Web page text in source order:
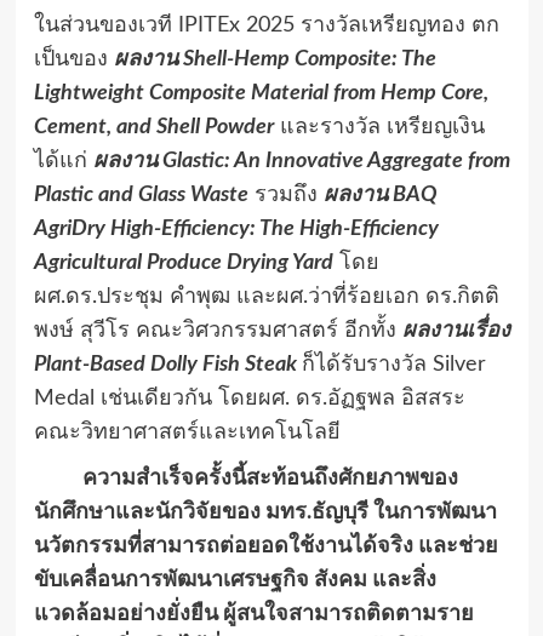
ในส่วนของเวที IPITEx 2025 รางวัลเหรียญทอง ตก
เป็นของ ผลงานShell-Hemp Composite: The
Lightweight Composite Material from Hemp Core,
Cement, and Shell Powderและรางวัล เหรียญเงิน
ได้แก่ ผลงานGlastic: An Innovative Aggregate from
Plastic and Glass Waste รวมถึง ผลงานBAQ
AgriDry High-Efficiency: The High-Efficiency
Agricultural Produce Drying Yardโดย
ผศ.ดร.ประชุม คำพุฒ และผศ.ว่าที่ร้อยเอก ดร.กิตติ
พงษ์ สุวีโร คณะวิศวกรรมศาสตร์ อีกทั้ง ผลงานเรื่อง
Plant-Based Dolly Fish Steak ก็ได้รับรางวัล Silver
Medal เช่นเดียวกัน โดยผศ. ดร.อัฏฐพล อิสสระ
คณะวิทยาศาสตร์และเทคโนโลยี
ความสำเร็จครั้งนี้สะท้อนถึงศักยภาพของ
นักศึกษาและนักวิจัยของ มทร.ธัญบุรี ในการพัฒนา
นวัตกรรมที่สามารถต่อยอดใช้งานได้จริง และช่วย
ขับเคลื่อนการพัฒนาเศรษฐกิจ สังคม และสิ่ง
แวดล้อมอย่างยั่งยืน ผู้สนใจสามารถติดตามราย